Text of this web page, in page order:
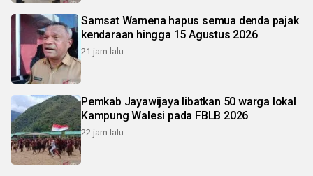
Samsat Wamena hapus semua denda pajak
kendaraan hingga 15 Agustus 2026
21 jam lalu
Pemkab Jayawijaya libatkan 50 warga lokal
Kampung Walesi pada FBLB 2026
22 jam lalu